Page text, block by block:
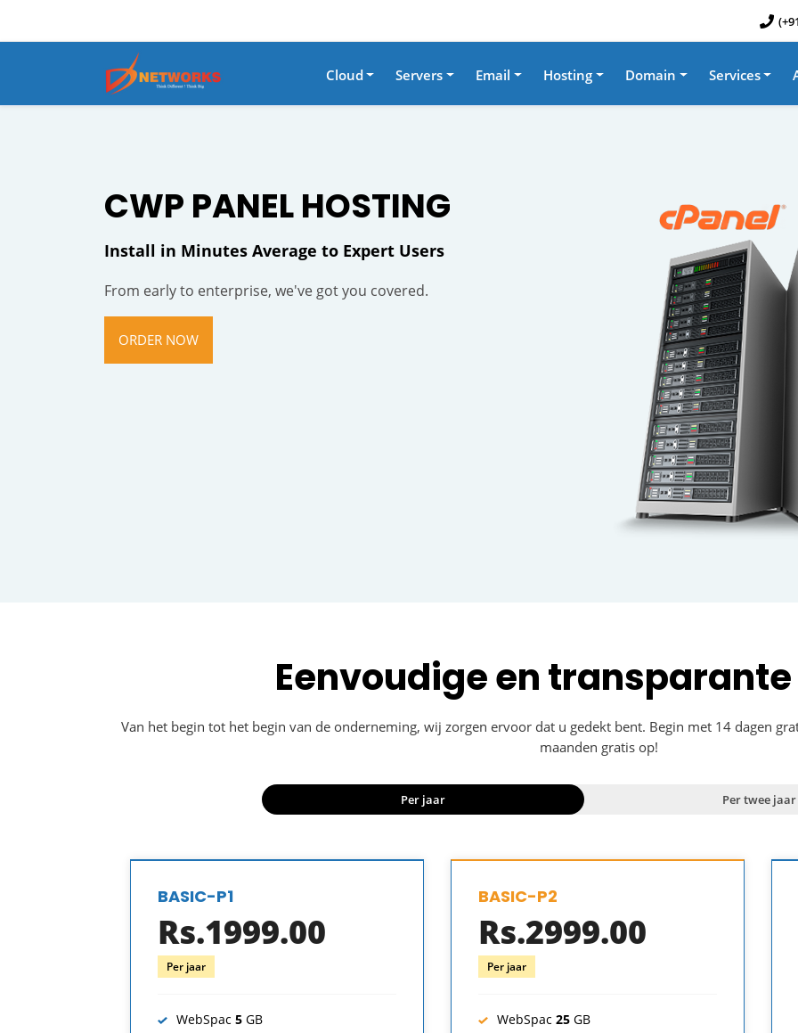
Cloud Servers Email Hosting Domain Services
CWP PANEL HOSTING
Install in Minutes Average to Expert Users
From early to enterprise, we've got you covered.
ORDER NOW
Eenvoudige en
Van het begin tot het begin van de onderneming, wij zorgen ervoor dat u gedekt bent. Begin met 14 dagen
maanden gratis op!
Per jaar Per twee jaar
BASIC-P1
Rs.1999.00
Per jaar
WebSpac 5 GB
BASIC-P2
Rs.2999.00
Per jaar
WebSpac 25 GB